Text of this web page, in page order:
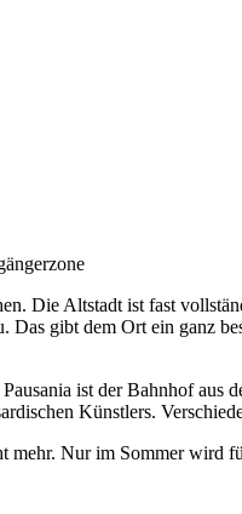
Die Altstadt ist fast
Das gibt dem Ort ein ganz
ist der Bahnhof aus
Künstlers.
mehr. Nur im Sommer wird